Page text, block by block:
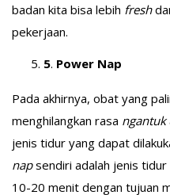
badan kita bisa lebih fresh
pekerjaan.
5. Power Nap
Pada akhirnya, obat yang
menghilangkan rasa ngantuk
jenis tidur yang dapat
napsendiri adalah jenis tidur
10-20 menit dengan tujuan